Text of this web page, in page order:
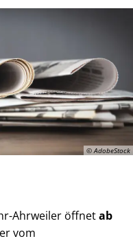
© AdobeStock
Ahrweiler öffnetab
vom